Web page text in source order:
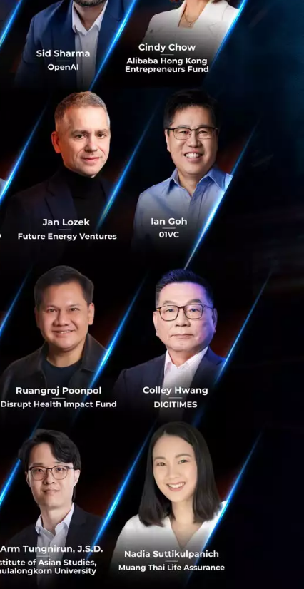
อปพลิเคชันที่
งาน
ดแนมบท
ไปเป็น
ถูกส่งไปใน
งบริษัทใน
อปพลิเคชันจะ
เรื่องที่ไม่
งถ้าข้อมูลที่
ารเก็บข้อมูล
างรัฐบาล
(MLAA) แต่
ดต่อสิทธิ
มที่เข้าถึงชุด
ปได้ แต่จาก